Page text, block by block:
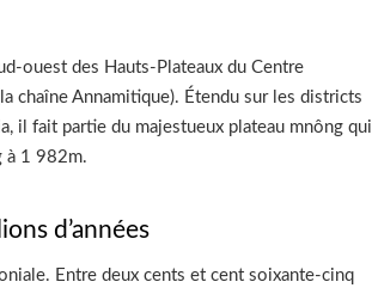
ouest des Hauts-Plateaux du Centre
chaîne Annamitique). Étendu sur les districts
il fait partie du majestueux plateau mnông qui
à 1 982m.
d’années
Entre deux cents et cent soixante-cinq